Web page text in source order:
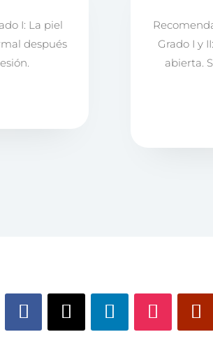
I: La piel
después
Grado I y
abierta.